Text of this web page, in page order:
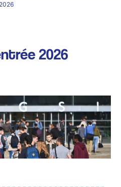
2026